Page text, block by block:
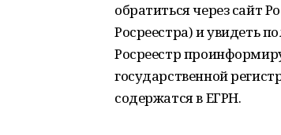
обратиться через сайт
Росреестра) и увидеть
Росреестр
государственной
содержатся в ЕГРН.